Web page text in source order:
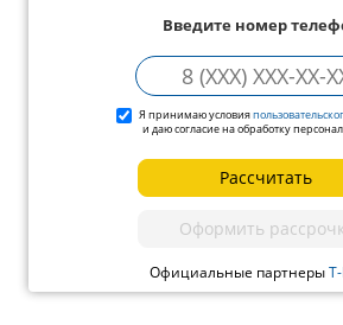
Введите номер
Я принимаю условия
и даю согласие на обработку
Рассчитать
Оформить
Официальные партнеры